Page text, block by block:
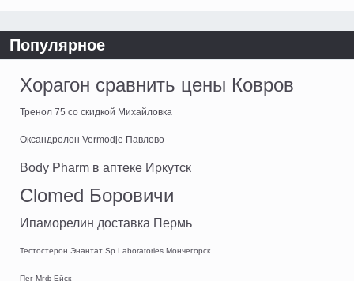
Популярное
Хорагон сравнить цены Ковров
Тренол 75 со скидкой Михайловка
Оксандролон Vermodje Павлово
Body Pharm в аптеке Иркутск
Clomed Боровичи
Ипаморелин доставка Пермь
Тестостерон Энантат Sp Laboratories Мончегорск
Пег Мгф Ейск